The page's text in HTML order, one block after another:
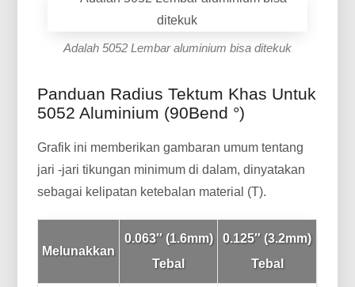
Adalah 5052 Lembar aluminium bisa ditekuk
Panduan Radius Tektum Khas Untuk
5052 Aluminium (90Bend °)
Grafik ini memberikan gambaran umum tentang
jari -jari tikungan minimum di dalam, dinyatakan
sebagai kelipatan ketebalan material (T).
Melunakkan
0.063″ (1.6mm)
Tebal
0.125″ (3.2mm)
Tebal